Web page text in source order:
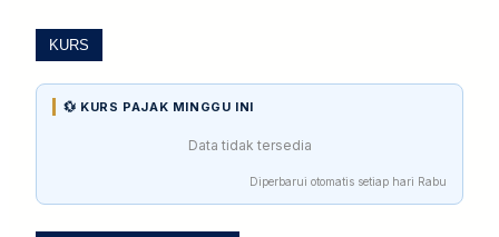
KURS
💱 KURS PAJAK MINGGU INI
Data tidak tersedia
Diperbarui otomatis setiap hari Rabu